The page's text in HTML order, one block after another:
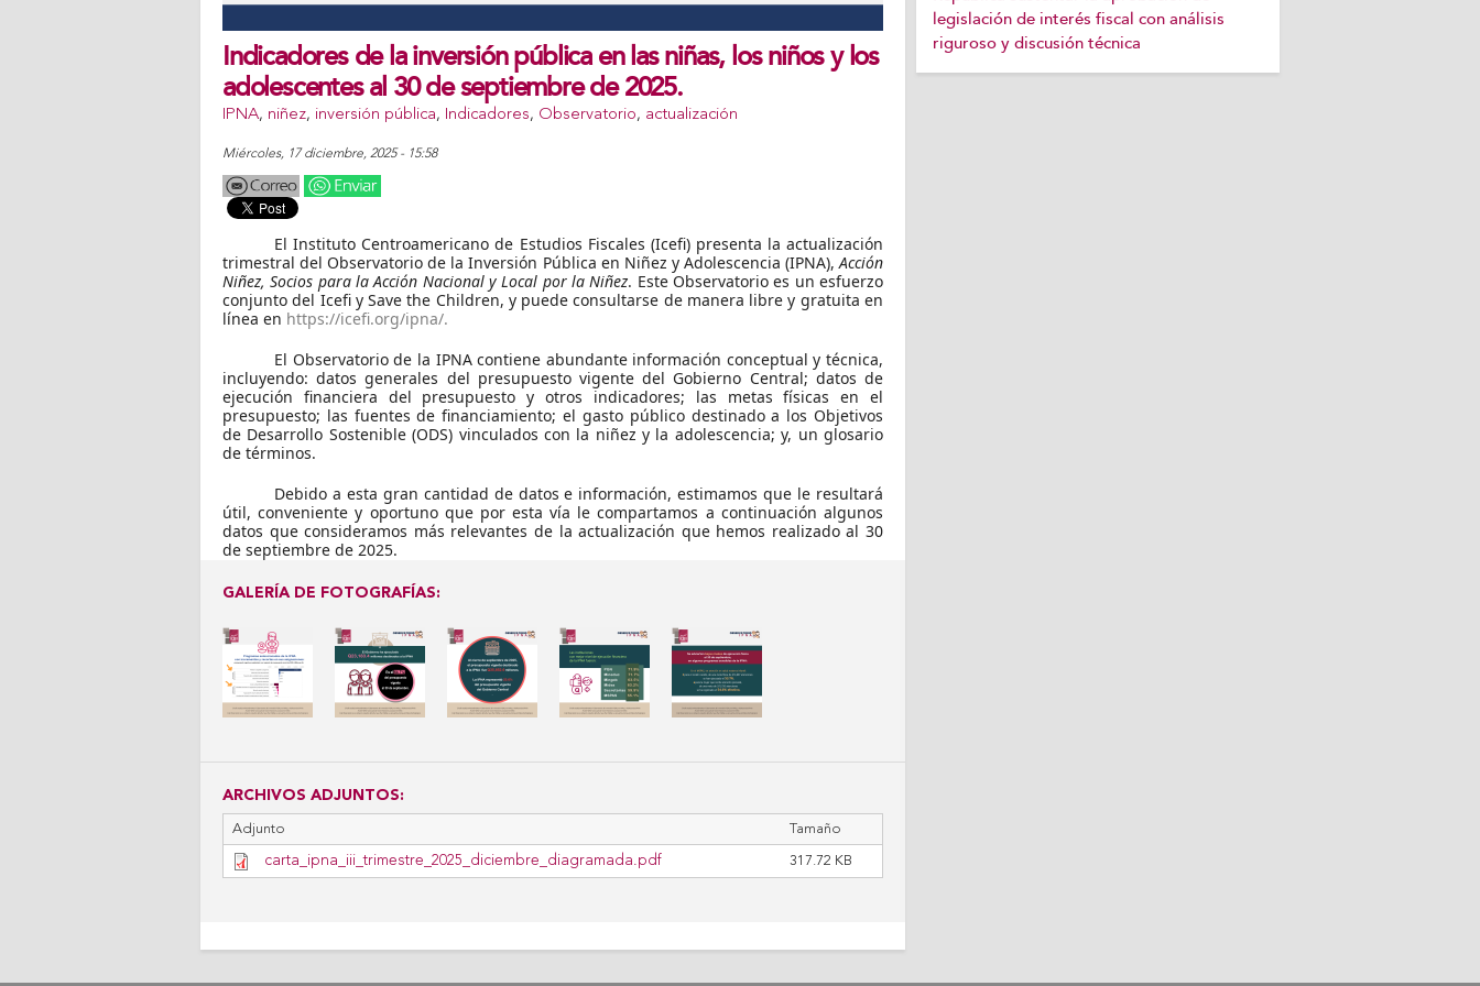
Indicadores de la inversión pública en las niñas, los niños y los
adolescentes al 30 de septiembre de 2025.
IPNA, niñez, inversión pública, Indicadores, Observatorio, actualización
miércoles, 17 diciembre, 2025 - 15:58
El Instituto Centroamericano de Estudios Fiscales (Icefi) presenta la actualización
trimestral del Observatorio de la Inversión Pública en Niñez y Adolescencia (IPNA),Acción
Niñez, Socios para la Acción Nacional y Local por la Niñez. Este Observatorio es un esfuerzo
conjunto del Icefi y Save the Children, y puede consultarse de manera libre y gratuita en
línea en https://icefi.org/ipna/.
El Observatorio de la IPNA contiene abundante información conceptual y técnica,
incluyendo: datos generales del presupuesto vigente del Gobierno Central; datos de
ejecución financiera del presupuesto y otros indicadores; las metas físicas en el
presupuesto; las fuentes de financiamiento; el gasto público destinado a los Objetivos
de Desarrollo Sostenible (ODS) vinculados con la niñez y la adolescencia; y, un glosario
de términos.
Debido a esta gran cantidad de datos e información, estimamos que le resultará
útil, conveniente y oportuno que por esta vía le compartamos a continuación algunos
datos que consideramos más relevantes de la actualización que hemos realizado al 30
de septiembre de 2025.
GALERÍA DE FOTOGRAFÍAS:
ARCHIVOS ADJUNTOS:
Adjunto Tamaño
carta_ipna_iii_trimestre_2025_diciembre_diagramada.pdf 317.72 KB
legislación de interés fiscal con análisis
riguroso y discusión técnica